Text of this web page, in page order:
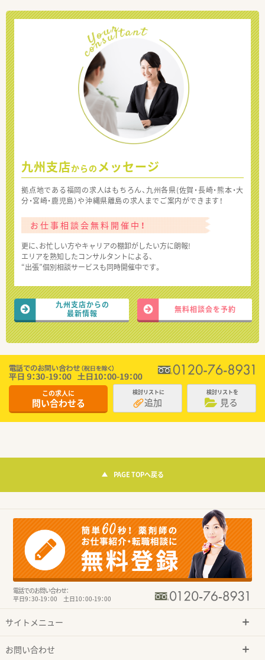
九州支店からの メッセージ
拠点地である福岡の求人はもちろん、九州各県(佐賀・長崎・熊本・大
分・宮崎・鹿児島）や沖縄県離島の求人までご案内ができます！
お仕事相談会無料開催中！
更に、お忙しい方やキャリアの棚卸がしたい方に朗報!
エリアを熟知したコンサルタントによる、
“出張”個別相談サービスも同時開催中です。
九州支店からの
最新情報
無料相談会を予約
この求人に
問い合わせる
検討リストに
追加
検討リストを
見る
PAGE TOPへ戻る
電話でのお問い合わせ：
平日9：30-19：00 土日10：00-19：00
サイトメニュー
お問い合わせ